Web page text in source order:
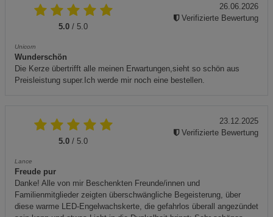
5.0 / 5.0
Unicorn
Wunderschön
Die Kerze übertrifft alle meinen Erwartungen,sieht so schön aus
Preisleistung super.Ich werde mir noch eine bestellen.
26.06.2026
Verifizierte Bewertung
5.0 / 5.0
Lance
Freude pur
Danke! Alle von mir Beschenkten Freunde/innen und
Familienmitglieder zeigten überschwängliche Begeisterung, über
diese warme LED-Engelwachskerte, die gefahrlos überall angezündet
23.12.2025
Verifizierte Bewertung